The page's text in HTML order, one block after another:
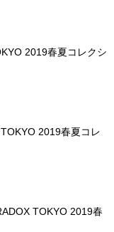
2019春夏コレクシ
2019春夏コレ
TOKYO 2019春